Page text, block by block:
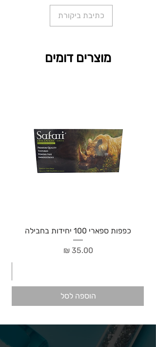
כתיבת ביקורת
מוצרים דומים
כפפות ספארי 100 יחידות בחבילה
מחיר‏35.00 ‏₪
הוספה לסל